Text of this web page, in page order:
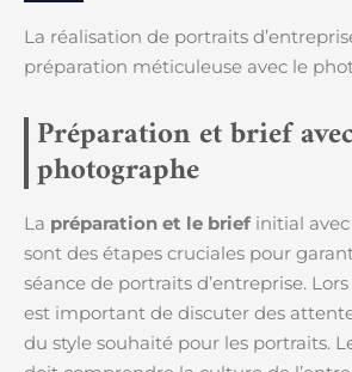
La réalisation de portraits
préparation méticuleuse avec le
Préparation et brief
photographe
La préparation et le brief initial
sont des étapes cruciales pour
séance de portraits d’entreprise.
est important de discuter des
du style souhaité pour les portraits.